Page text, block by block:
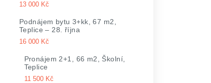
13 000 Kč
Podnájem bytu 3+kk, 67 m2,
Teplice – 28. října
16 000 Kč
Pronájem 2+1, 66 m2, Školní,
Teplice
11 500 Kč